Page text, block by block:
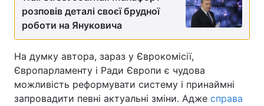
розповів деталі своєї брудної
роботи на Януковича
На думку автора, зараз у Єврокомісії,
Європарламенту і Ради Європи є чудова
можливість реформувати систему і принаймні
запровадити певні актуальні зміни. Адже справа